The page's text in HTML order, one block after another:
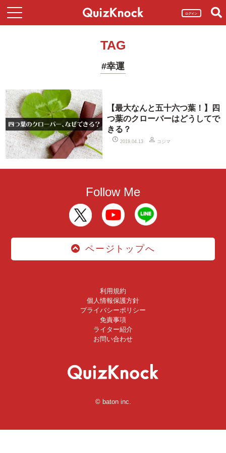
ログイン
TAG
#幸運
【最大なんと五十六つ葉！】四
つ葉のクローバーはどうしてで
きる？
2019.04.13 コジマ
Follow Me
ページトップへ
利用規約
個人情報保護方針
プライバシーポリシー
免責事項
ライター紹介
お問い合わせ
© baton inc.